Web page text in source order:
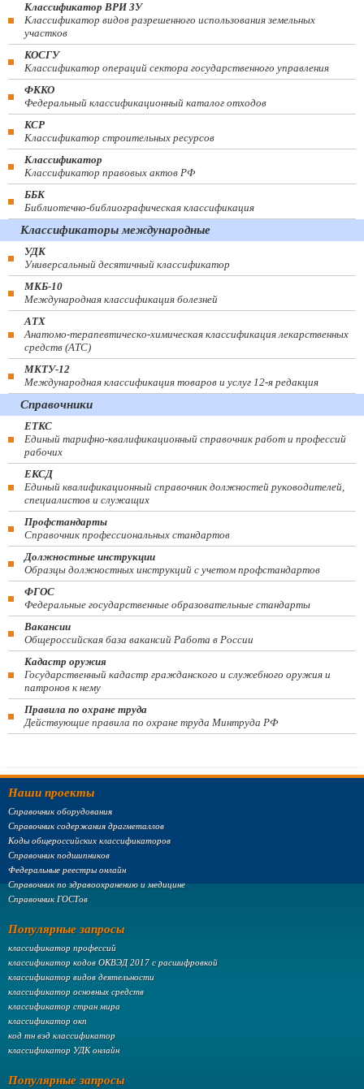
Классификатор ВРИ ЗУ
Классификатор видов разрешенного использования земельных
участков
КОСГУ
Классификатор операций сектора государственного управления
ФККО
Федеральный классификационный каталог отходов
КСР
Классификатор строительных ресурсов
Классификатор
Классификатор правовых актов РФ
ББК
Библиотечно-библиографическая классификация
Классификаторы международные
УДК
Универсальный десятичный классификатор
МКБ-10
Международная классификация болезней
АТХ
Анатомо-терапевтическо-химическая классификация лекарственных
средств (ATC)
МКТУ-12
Международная классификация товаров и услуг 12-я редакция
Справочники
ЕТКС
Единый тарифно-квалификационный справочник работ и профессий
рабочих
ЕКСД
Единый квалификационный справочник должностей руководителей,
специалистов и служащих
Профстандарты
Справочник профессиональных стандартов
Должностные инструкции
Образцы должностных инструкций с учетом профстандартов
ФГОС
Федеральные государственные образовательные стандарты
Вакансии
Общероссийская база вакансий Работа в России
Кадастр оружия
Государственный кадастр гражданского и служебного оружия и
патронов к нему
Правила по охране труда
Действующие правила по охране труда Минтруда РФ
Наши проекты
Справочник оборудования
Справочник содержания драгметаллов
Коды общероссийских классификаторов
Справочник подшипников
Федеральные реестры онлайн
Справочник по здравоохранению и медицине
Справочник ГОСТов
Популярные запросы
классификатор профессий
классификатор кодов ОКВЭД 2017 с расшифровкой
классификатор видов деятельности
классификатор основных средств
классификатор стран мира
классификатор окп
код тн вэд классификатор
классификатор УДК онлайн
Популярные запросы